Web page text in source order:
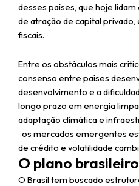
desses países, que hoje
de atração de capital
fiscais.
Entre os obstáculos mais
consenso entre países
desenvolvimento e a
longo prazo em energia
adaptação climática e
os mercados emergentes
de crédito e volatilidade
O plano brasileiro
O Brasil tem buscado